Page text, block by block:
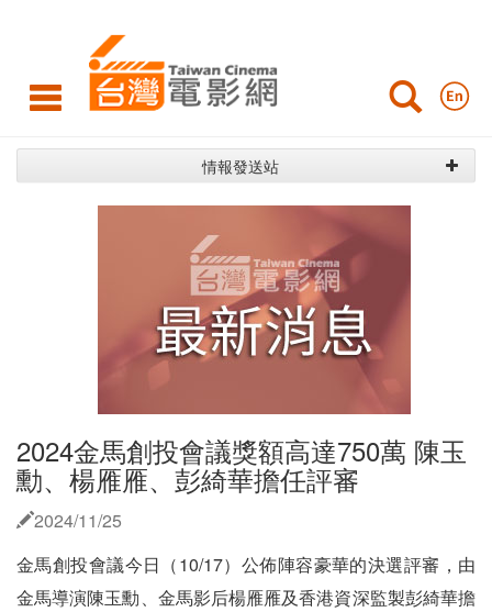
消
息 情報發送站
2024金馬創投會議獎額高達750萬 陳玉
勳、楊雁雁、彭綺華擔任評審
2024/11/25
金馬創投會議今日（10/17）公佈陣容豪華的決選評審，由
金馬導演陳玉勳、金馬影后楊雁雁及香港資深監製彭綺華擔